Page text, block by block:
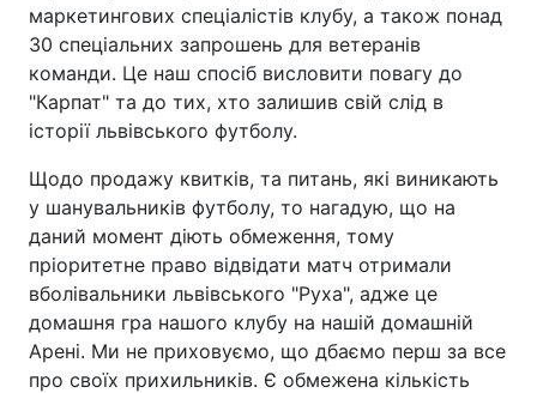
маркетингових спеціалістів клубу, а також понад
30 спеціальних запрошень для ветеранів
команди. Це наш спосіб висловити повагу до
"Карпат" та до тих, хто залишив свій слід в
історії львівського футболу.
Щодо продажу квитків, та питань, які виникають
у шанувальників футболу, то нагадую, що на
даний момент діють обмеження, тому
пріоритетне право відвідати матч отримали
вболівальники львівського "Руха", адже це
домашня гра нашого клубу на нашій домашній
Арені. Ми не приховуємо, що дбаємо перш за все
про своїх прихильників. Є обмежена кількість